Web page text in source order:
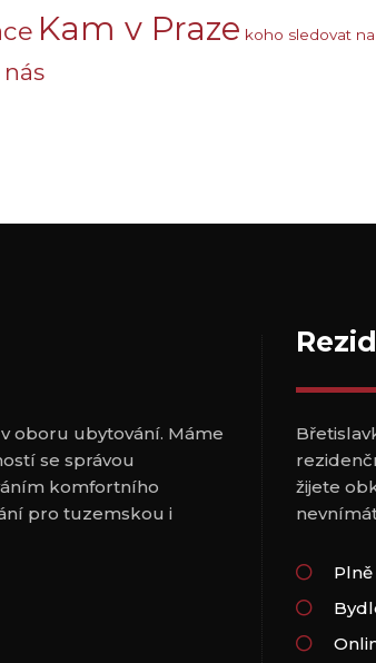
Kam v Praze koho sledovat na
oboru ubytování. Máme
se správou
komfortního
pro tuzemskou i
žijete